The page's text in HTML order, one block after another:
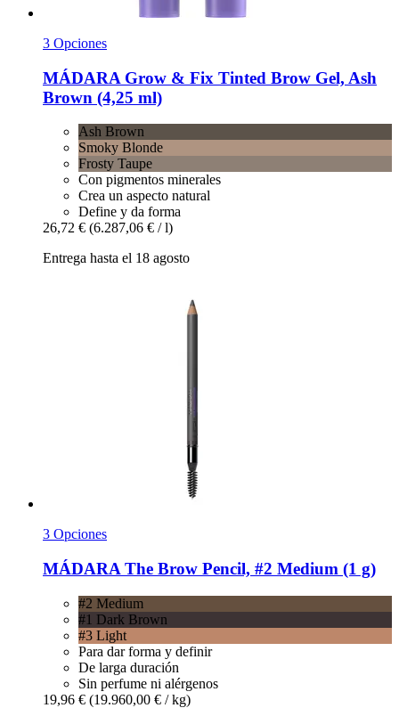
3 Opciones
MÁDARA Grow & Fix Tinted Brow Gel, Ash
Brown (4,25 ml)
Ash Brown
Smoky Blonde
Frosty Taupe
Con pigmentos minerales
Crea un aspecto natural
Define y da forma
26,72 € (6.287,06 € / l)
Entrega hasta el 18 agosto
3 Opciones
MÁDARA The Brow Pencil, #2 Medium (1 g)
#2 Medium
#1 Dark Brown
#3 Light
Para dar forma y definir
De larga duración
Sin perfume ni alérgenos
19,96 € (19.960,00 € / kg)